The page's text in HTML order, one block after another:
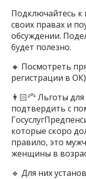
Подключайтесь к
своих правах и
обсуждении.
будет полезно.
🔸 Посмотреть
регистрации в ОК)
👨🏻‍🦳 Льготы
подтвердить с
которые скоро
правило, это
женщины в
🔹 Для них